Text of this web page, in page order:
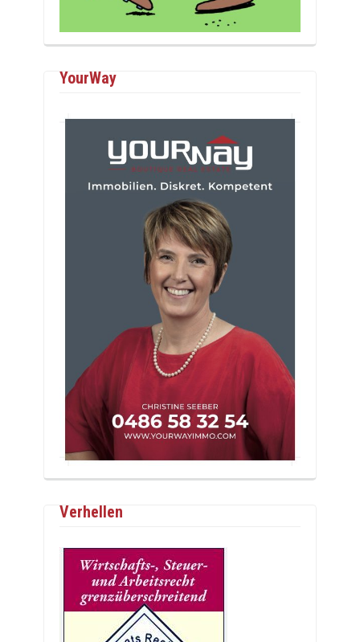
YourWay
Verhellen